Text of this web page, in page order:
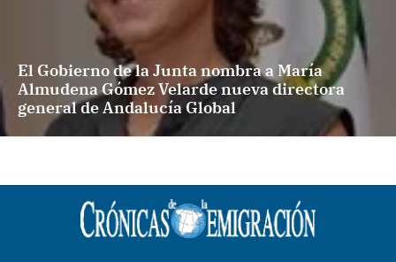
El Gobierno de la Junta nombra a María
Almudena Gómez Velarde nueva directora
general de Andalucía Global